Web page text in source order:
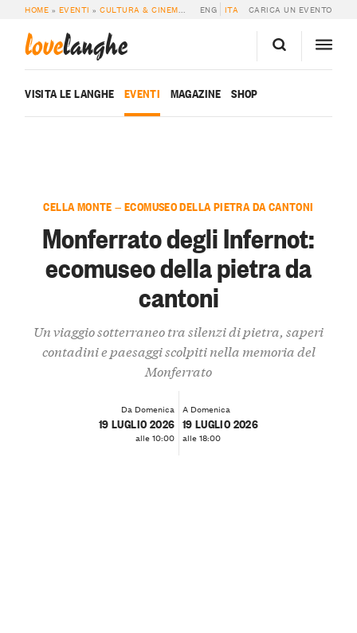
HOME » EVENTI »CULTURA & CINEMA » MONFERRATO DEGLI INFERNOT:
ENG ITA CARICA UN EVENTO
lovelanghe
VISITA LE LANGHE EVENTI MAGAZINE SHOP
CELLA MONTE — ECOMUSEO DELLA PIETRA DA CANTONI
Monferrato degli Infernot:
ecomuseo della pietra da
cantoni
Un viaggio sotterraneo tra silenzi di pietra, saperi
contadini e paesaggi scolpiti nella memoria del
Monferrato
Da Domenica
19 LUGLIO 2026
alle 10:00
A Domenica
19 LUGLIO 2026
alle 18:00